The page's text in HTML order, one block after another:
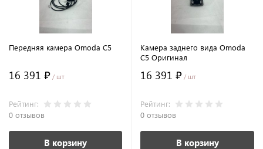
Передняя камера Omoda C5
16 391 ₽ / шт
Рейтинг:
0 отзывов
В корзину
Камера заднего вида Omoda
C5 Оригинал
16 391 ₽ / шт
Рейтинг:
0 отзывов
В корзину